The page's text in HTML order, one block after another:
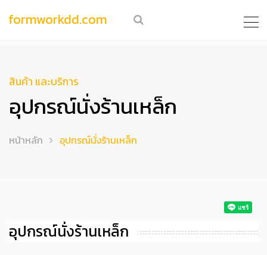
formworkdd.com
สินค้า และบริการ
อุปกรณ์นั่งร้านเหล็ก
หน้าหลัก อุปกรณ์นั่งร้านเหล็ก
อุปกรณ์นั่งร้านเหล็ก